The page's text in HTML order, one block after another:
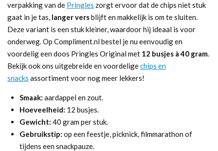
verpakking van de Pringles zorgt ervoor dat de chips niet stuk
gaat in je tas, langer versblijft en makkelijk is om te sluiten.
Deze variant is een stuk kleiner, waardoor hij ideaal is voor
onderweg. Op Compliment.nl bestel je nu eenvoudig en
voordelig een doos Pringles Original met 12 busjes à 40 gram.
Bekijk ook ons uitgebreide en voordeligechips en
snacks assortiment voor nog meer lekkers!
Smaak: aardappel en zout.
Hoeveelheid: 12 busjes.
Gewicht: 40 gram per stuk.
Gebruikstip: op een feestje, picknick, filmmarathon of
tijdens een snackpauze.